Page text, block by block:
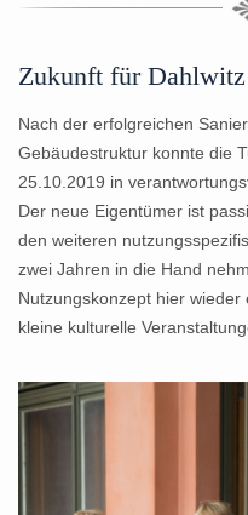
Zukunft für Dahlwitz
Nach der erfolgreichen
Gebäudestruktur konnte die
25.10.2019 in
Der neue Eigentümer ist
den weiteren
zwei Jahren in die Hand
Nutzungskonzept hier
kleine kulturelle